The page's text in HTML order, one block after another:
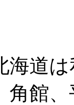
海道
角館